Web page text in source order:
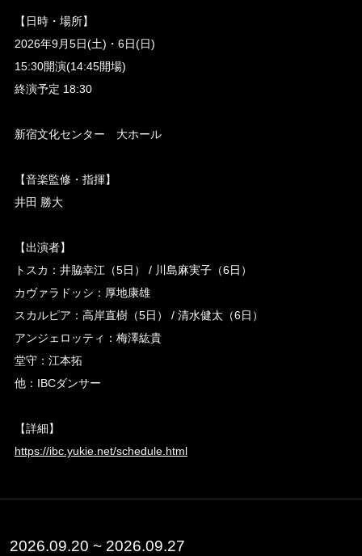
【日時・場所】
2026年9月5日(土)・6日(日)
15:30開演(14:45開場)
終演予定 18:30
新宿文化センター 大ホール
【音楽監修・指揮】
井田 勝大
【出演者】
トスカ：井脇幸江（5日） / 川島麻実子（6日）
カヴァラドッシ：厚地康雄
スカルピア：高岸直樹（5日） / 清水健太（6日）
アンジェロッティ：梅澤紘貴
堂守：江本拓
他：IBCダンサー
【詳細】
https://ibc.yukie.net/schedule.html
2026.09.20 ~ 2026.09.27